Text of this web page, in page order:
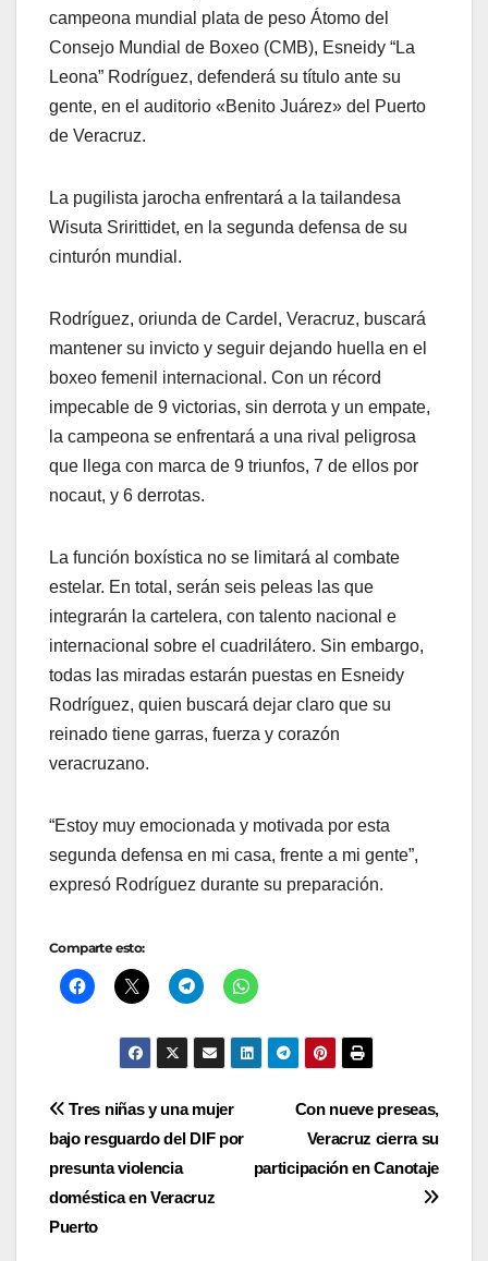
campeona mundial plata de peso Átomo del
Consejo Mundial de Boxeo (CMB), Esneidy “La
Leona” Rodríguez, defenderá su título ante su
gente, en el auditorio «Benito Juárez» del Puerto
de Veracruz.
La pugilista jarocha enfrentará a la tailandesa
Wisuta Sririttidet, en la segunda defensa de su
cinturón mundial.
Rodríguez, oriunda de Cardel, Veracruz, buscará
mantener su invicto y seguir dejando huella en el
boxeo femenil internacional. Con un récord
impecable de 9 victorias, sin derrota y un empate,
la campeona se enfrentará a una rival peligrosa
que llega con marca de 9 triunfos, 7 de ellos por
nocaut, y 6 derrotas.
La función boxística no se limitará al combate
estelar. En total, serán seis peleas las que
integrarán la cartelera, con talento nacional e
internacional sobre el cuadrilátero. Sin embargo,
todas las miradas estarán puestas en Esneidy
Rodríguez, quien buscará dejar claro que su
reinado tiene garras, fuerza y corazón
veracruzano.
“Estoy muy emocionada y motivada por esta
segunda defensa en mi casa, frente a mi gente”,
expresó Rodríguez durante su preparación.
Comparte esto:
Navegación
de
entradas
Con nueve preseas,
Veracruz cierra su
participación en Canotaje
Tres niñas y una mujer
bajo resguardo del DIF por
presunta violencia
doméstica en Veracruz
Puerto